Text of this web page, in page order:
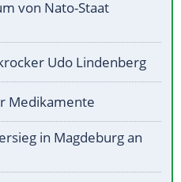
von Nato-Staat
Udo Lindenberg
Medikamente
in Magdeburg an